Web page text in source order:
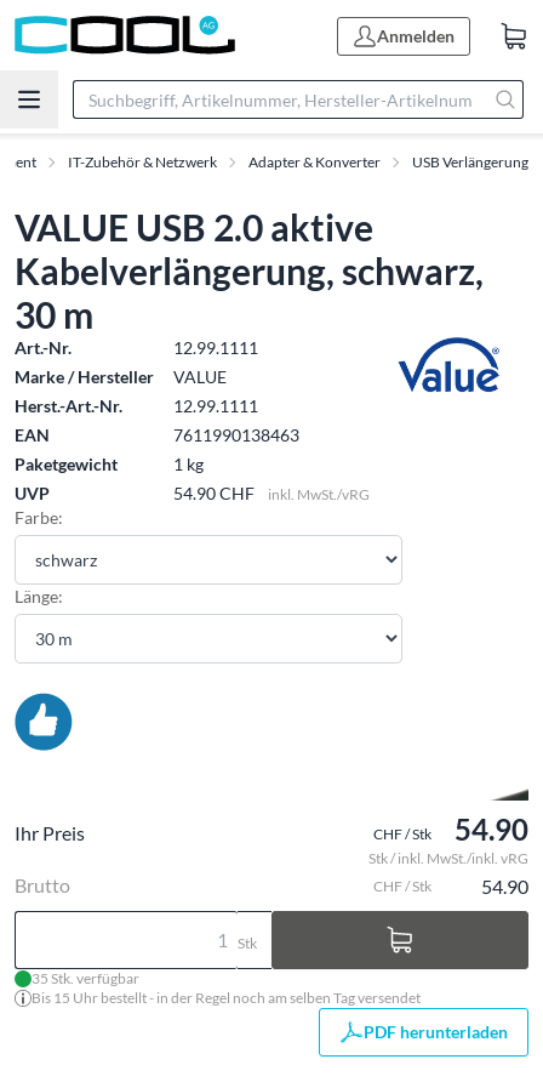
Anmelden
IT-Zubehör & Netzwerk Adapter & Konverter USB Verlängerung
VALUE USB 2.0 aktive
Kabelverlängerung, schwarz,
30 m
Art.-Nr.
12.99.1111
Marke / Hersteller
VALUE
Herst.-Art.-Nr.
12.99.1111
EAN
7611990138463
Paketgewicht
1 kg
UVP
54.90 CHF inkl. MwSt./vRG
Farbe:
Länge:
Ihr Preis CHF / Stk 54.90
Stk / inkl. MwSt./inkl. vRG
Brutto CHF / Stk 54.90
Stk
35 Stk. verfügbar
Bis 15 Uhr bestellt - in der Regel noch am selben Tag versendet
PDF herunterladen